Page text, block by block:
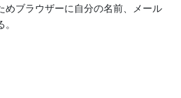
めブラウザーに自分の名前、メール